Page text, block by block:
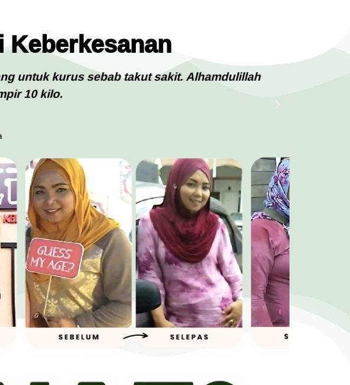
untuk kurus sebab takut sakit. Alhamdulillah
10 kilo.